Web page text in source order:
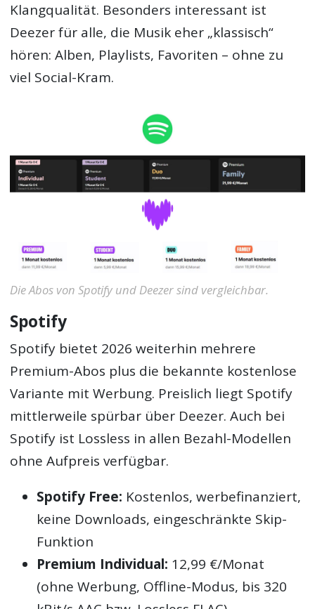
Klangqualität. Besonders interessant ist
Deezer für alle, die Musik eher „klassisch“
hören: Alben, Playlists, Favoriten – ohne zu
viel Social-Kram.
Die Abos von Spotify und Deezer sind vergleichbar.
Spotify
Spotify bietet 2026 weiterhin mehrere
Premium-Abos plus die bekannte kostenlose
Variante mit Werbung. Preislich liegt Spotify
mittlerweile spürbar über Deezer. Auch bei
Spotify ist Lossless in allen Bezahl-Modellen
ohne Aufpreis verfügbar.
Spotify Free: Kostenlos, werbefinanziert,
keine Downloads, eingeschränkte Skip-
Funktion
Premium Individual: 12,99 €/Monat
(ohne Werbung, Offline-Modus, bis 320